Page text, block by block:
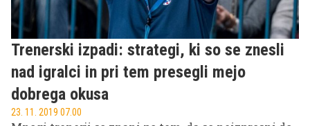
Trenerski izpadi: strategi, ki so se znesli
nad igralci in pri tem presegli mejo
dobrega okusa
23. 11. 2019 07.00